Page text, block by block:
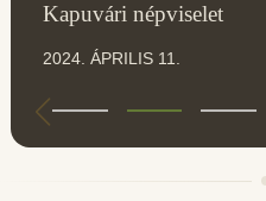
Kapuvári népviselet
2024. ÁPRILIS 11.